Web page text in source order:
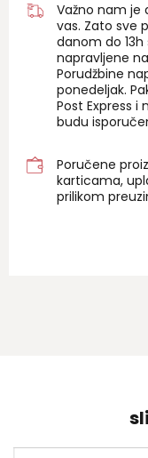
Važno nam je
vas. Zato sve
danom do
napravljene
Porudžbine
ponedeljak.
Post Express
budu
Poručene
karticama,
prilikom